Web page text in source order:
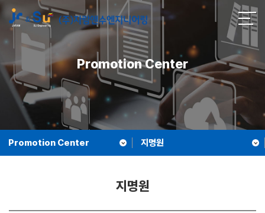
Promotion Center
Promotion Center 지명원
지명원